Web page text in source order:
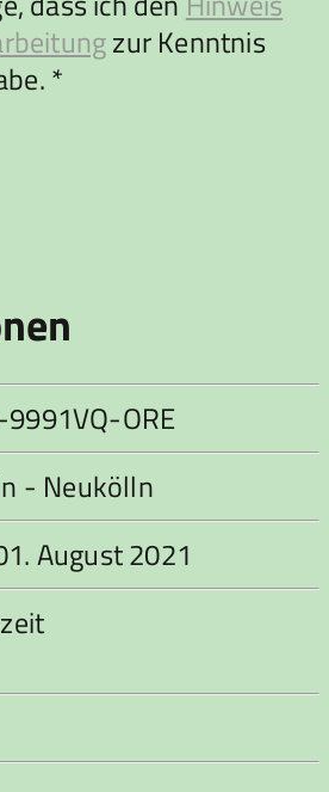
zur Kenntnis
*
leer.
9991VQ-ORE
- Neukölln
August 2021